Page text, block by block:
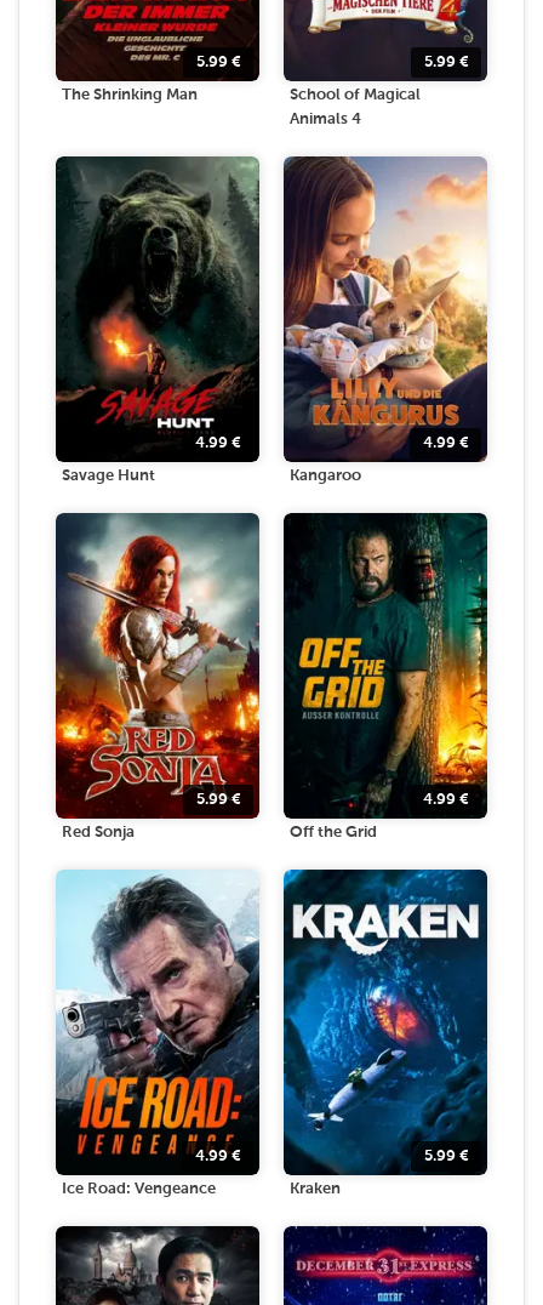
5.99 €
The Shrinking Man
5.99 €
School of Magical
Animals 4
4.99 €
Savage Hunt
4.99 €
Kangaroo
5.99€
Red Sonja
4.99 €
Off the Grid
4.99€
Ice Road: Vengeance
5.99 €
Kraken